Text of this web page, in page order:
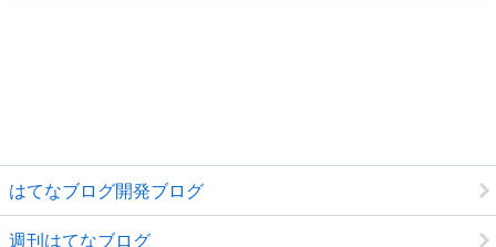
はてなブログ開発ブログ
週刊はてなブログ